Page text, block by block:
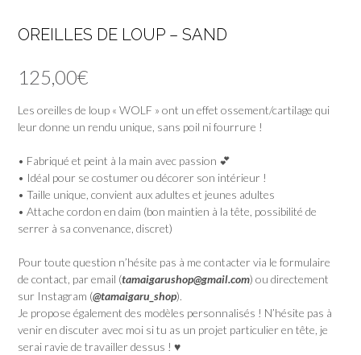
OREILLES DE LOUP – SAND
125,00€
Les oreilles de loup « WOLF » ont un effet ossement/cartilage qui
leur donne un rendu unique, sans poil ni fourrure !
• Fabriqué et peint à la main avec passion 💕
• Idéal pour se costumer ou décorer son intérieur !
• Taille unique, convient aux adultes et jeunes adultes
• Attache cordon en daim (bon maintien à la tête, possibilité de
serrer à sa convenance, discret)
Pour toute question n’hésite pas à me contacter via le formulaire
de contact, par email (tamaigarushop@gmail.com) ou directement
sur Instagram (@tamaigaru_shop).
Je propose également des modèles personnalisés ! N’hésite pas à
venir en discuter avec moi si tu as un projet particulier en tête, je
serai ravie de travailler dessus ! ♥